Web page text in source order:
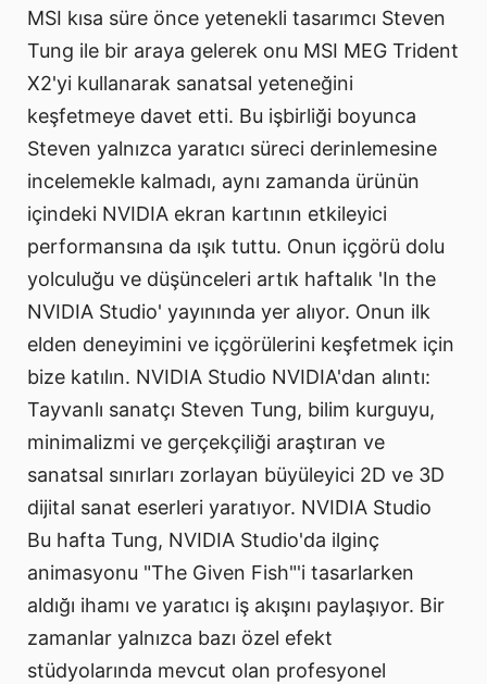
MSI kısa süre önce yetenekli tasarımcı Steven
Tung ile bir araya gelerek onu MSI MEG Trident
X2'yi kullanarak sanatsal yeteneğini
keşfetmeye davet etti. Bu işbirliği boyunca
Steven yalnızca yaratıcı süreci derinlemesine
incelemekle kalmadı, aynı zamanda ürünün
içindeki NVIDIA ekran kartının etkileyici
performansına da ışık tuttu. Onun içgörü dolu
yolculuğu ve düşünceleri artık haftalık 'In the
NVIDIA Studio' yayınında yer alıyor. Onun ilk
elden deneyimini ve içgörülerini keşfetmek için
bize katılın. NVIDIA Studio NVIDIA'dan alıntı:
Tayvanlı sanatçı Steven Tung, bilim kurguyu,
minimalizmi ve gerçekçiliği araştıran ve
sanatsal sınırları zorlayan büyüleyici 2D ve 3D
dijital sanat eserleri yaratıyor. NVIDIA Studio
Bu hafta Tung, NVIDIA Studio'da ilginç
animasyonu "The Given Fish"'i tasarlarken
aldığı ihamı ve yaratıcı iş akışını paylaşıyor. Bir
zamanlar yalnızca bazı özel efekt
stüdyolarında mevcut olan profesyonel